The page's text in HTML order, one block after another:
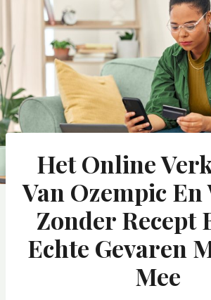
Het Online
Van Ozempic En
Zonder Recept
Echte Gevaren
Mee